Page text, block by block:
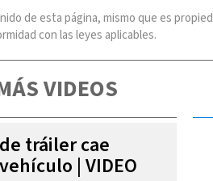
de esta página, mismo que es
con las leyes aplicables.
VIDEOS
tráiler cae
| VIDEO